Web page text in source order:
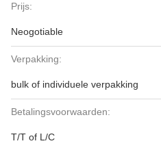
Prijs:
Neogotiable
Verpakking:
bulk of individuele verpakking
Betalingsvoorwaarden:
T/T of L/C